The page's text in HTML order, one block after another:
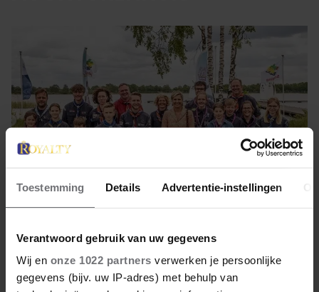
Toestemming Details Advertentie-instellingen
Verantwoord gebruik van uw gegevens
Wij en onze 1022 partners verwerken je persoonlijke
gegevens (bijv. uw IP-adres) met behulp van
16 mei 2022
KONINGIN OP AVONTUUR